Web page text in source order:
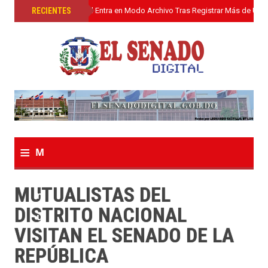
RECIENTES
»El Senado Digital Entra en Modo Archivo Tras Registrar Más de Un
≡ M
e
n
u
MUTUALISTAS DEL
DISTRITO NACIONAL
VISITAN EL SENADO DE LA
REPÚBLICA